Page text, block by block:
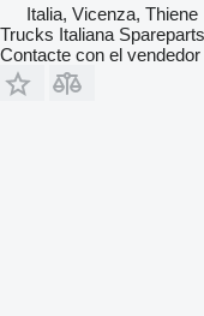
Italia, Vicenza, Thiene
Trucks Italiana Spareparts
Contacte con el vendedor